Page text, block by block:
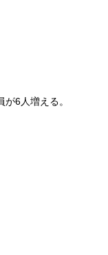
6人増える。